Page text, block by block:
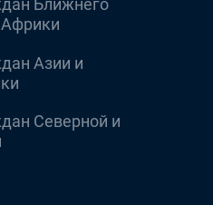
Ближнего
Азии и
Северной и